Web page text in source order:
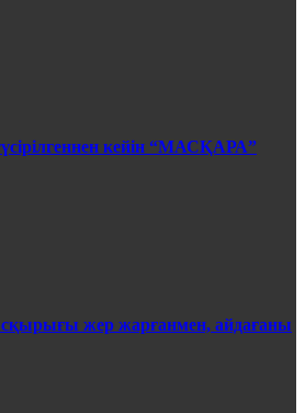
кейін “МАСҚАРА”
жер жарғанмен, айдағаны